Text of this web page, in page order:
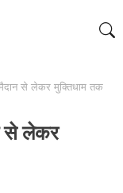
से लेकर मुक्तिधाम तक
से लेकर